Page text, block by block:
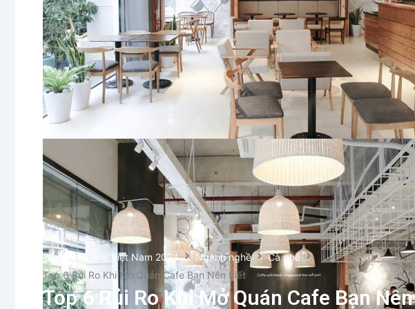
Trang chủ FnB Việt Nam 2024 Ngành nghề
Cà phê
Top 6 Rủi Ro Khi Mở Quán Cafe Bạn Nên Biết
Top 6 Rủi Ro Khi Mở Quán Cafe Bạn